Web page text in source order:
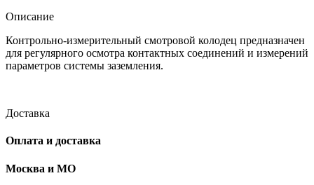
Описание
Контрольно-измерительный смотровой колодец предназначен
для регулярного осмотра контактных соединений и измерений
параметров системы заземления.
Доставка
Оплата и доставка
Москва и МО